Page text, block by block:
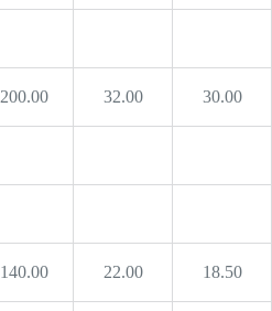
200.00 32.00 30.00
140.00 22.00 18.50